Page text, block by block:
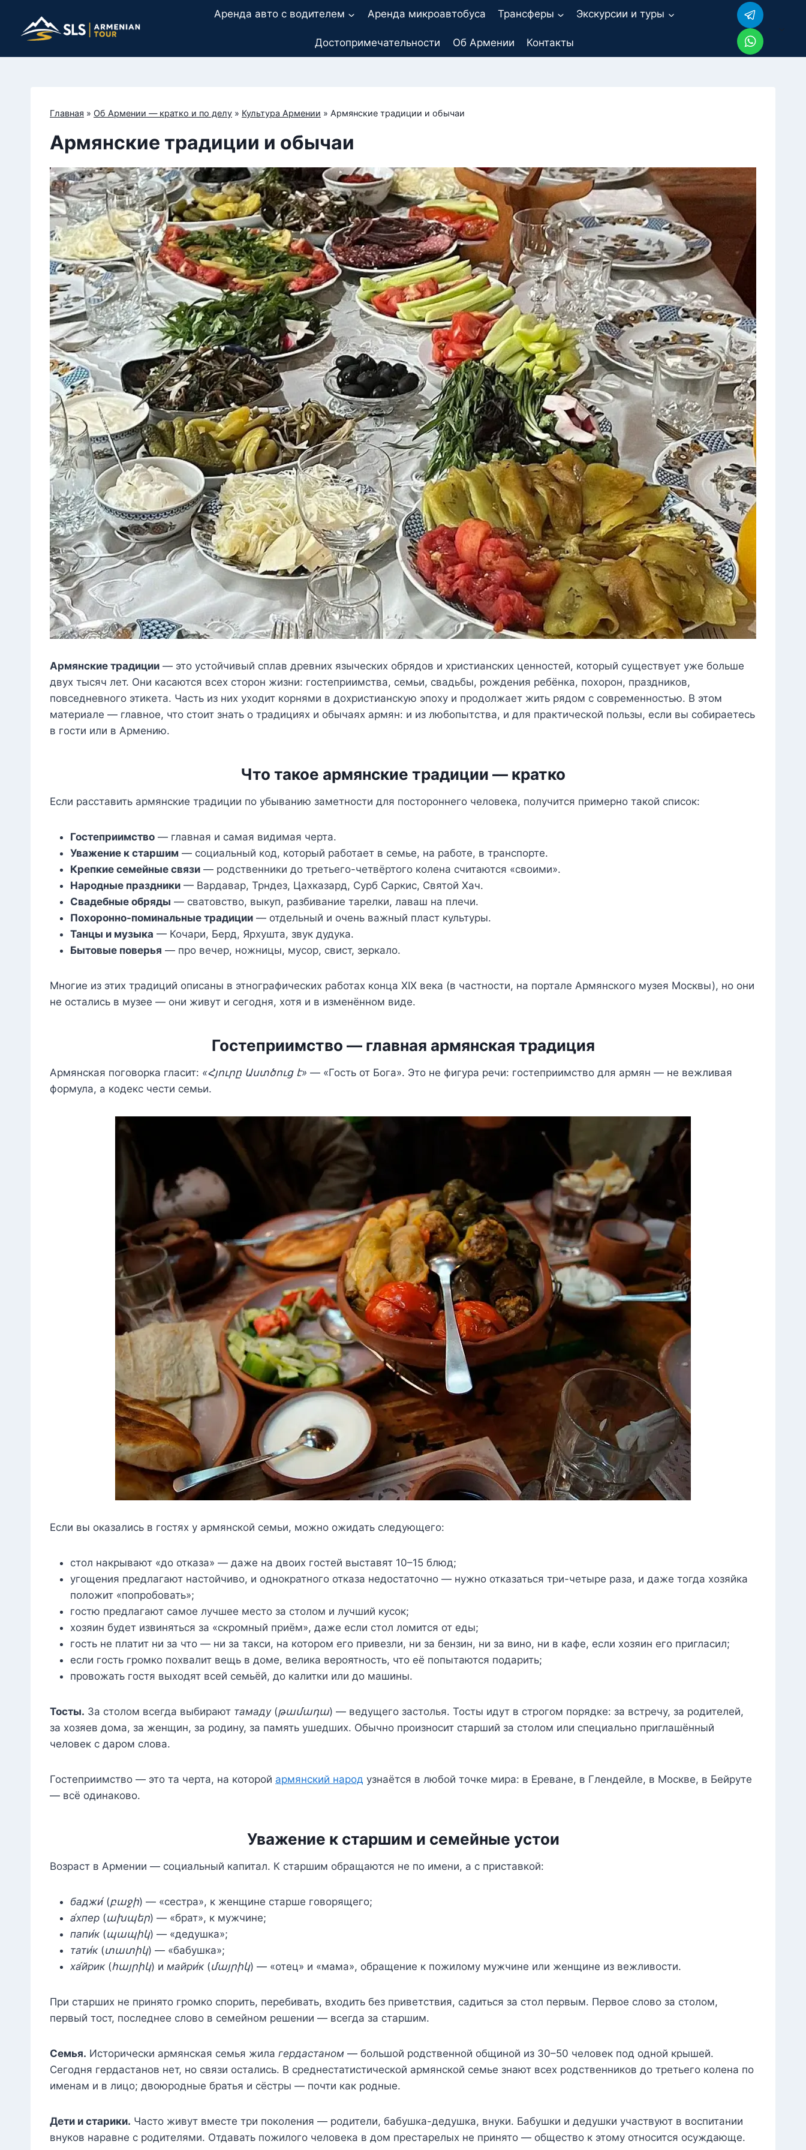
содержимому
Аренда авто с водителем Аренда микроавтобуса Трансферы Экскурсии и туры
Достопримечательности Об Армении Контакты
Главная » Об Армении — кратко и по делу » Культура Армении » Армянские традиции и обычаи
Армянские традиции и обычаи
Армянские традиции — это устойчивый сплав древних языческих обрядов и христианских ценностей, который существует уже больше
двух тысяч лет. Они касаются всех сторон жизни: гостеприимства, семьи, свадьбы, рождения ребёнка, похорон, праздников,
повседневного этикета. Часть из них уходит корнями в дохристианскую эпоху и продолжает жить рядом с современностью. В этом
материале — главное, что стоит знать о традициях и обычаях армян: и из любопытства, и для практической пользы, если вы собираетесь
в гости или в Армению.
Что такое армянские традиции — кратко
Если расставить армянские традиции по убыванию заметности для постороннего человека, получится примерно такой список:
Гостеприимство — главная и самая видимая черта.
Уважение к старшим — социальный код, который работает в семье, на работе, в транспорте.
Крепкие семейные связи — родственники до третьего-четвёртого колена считаются «своими».
Народные праздники — Вардавар, Трндез, Цахказард, Сурб Саркис, Святой Хач.
Свадебные обряды — сватовство, выкуп, разбивание тарелки, лаваш на плечи.
Похоронно-поминальные традиции — отдельный и очень важный пласт культуры.
Танцы и музыка — Кочари, Берд, Ярхушта, звук дудука.
Бытовые поверья — про вечер, ножницы, мусор, свист, зеркало.
Многие из этих традиций описаны в этнографических работах конца XIX века (в частности, на портале Армянского музея Москвы), но они
не остались в музее — они живут и сегодня, хотя и в изменённом виде.
Гостеприимство — главная армянская традиция
Армянская поговорка гласит: «Հյուրը Աստծուց է» — «Гость от Бога». Это не фигура речи: гостеприимство для армян — не вежливая
формула, а кодекс чести семьи.
Если вы оказались в гостях у армянской семьи, можно ожидать следующего:
стол накрывают «до отказа» — даже на двоих гостей выставят 10–15 блюд;
угощения предлагают настойчиво, и однократного отказа недостаточно — нужно отказаться три-четыре раза, и даже тогда хозяйка
положит «попробовать»;
гостю предлагают самое лучшее место за столом и лучший кусок;
хозяин будет извиняться за «скромный приём», даже если стол ломится от еды;
гость не платит ни за что — ни за такси, на котором его привезли, ни за бензин, ни за вино, ни в кафе, если хозяин его пригласил;
если гость громко похвалит вещь в доме, велика вероятность, что её попытаются подарить;
провожать гостя выходят всей семьёй, до калитки или до машины.
Тосты. За столом всегда выбирают тамаду(թամադա) — ведущего застолья. Тосты идут в строгом порядке: за встречу, за родителей,
за хозяев дома, за женщин, за родину, за память ушедших. Обычно произносит старший за столом или специально приглашённый
человек с даром слова.
Гостеприимство — это та черта, на которой армянский народ узнаётся в любой точке мира: в Ереване, в Глендейле, в Москве, в Бейруте
— всё одинаково.
Уважение к старшим и семейные устои
Возраст в Армении — социальный капитал. К старшим обращаются не по имени, а с приставкой:
баджи́(բաջի) — «сестра», к женщине старше говорящего;
а́хпер (ախպեր) — «брат», к мужчине;
папи́к(պապիկ) — «дедушка»;
тати́к(տատիկ) — «бабушка»;
ха́йрик(հայրիկ) и майри́к(մայրիկ) — «отец» и «мама», обращение к пожилому мужчине или женщине из вежливости.
При старших не принято громко спорить, перебивать, входить без приветствия, садиться за стол первым. Первое слово за столом,
первый тост, последнее слово в семейном решении — всегда за старшим.
Семья. Исторически армянская семья жила гердастаном — большой родственной общиной из 30–50 человек под одной крышей.
Сегодня гердастанов нет, но связи остались. В среднестатистической армянской семье знают всех родственников до третьего колена по
именам и в лицо; двоюродные братья и сёстры — почти как родные.
Дети и старики. Часто живут вместе три поколения — родители, бабушка-дедушка, внуки. Бабушки и дедушки участвуют в воспитании
внуков наравне с родителями. Отдавать пожилого человека в дом престарелых не принято — общество к этому относится осуждающе.